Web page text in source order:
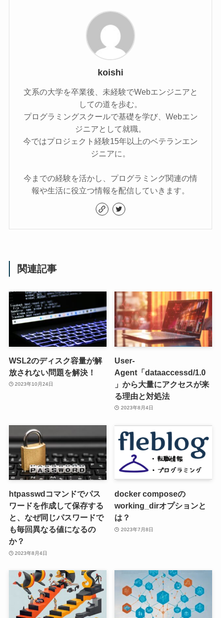
koishi
文系の大学を卒業後、未経験でWebエンジニアと
しての道を歩む。
プログラミングスクールで基礎を学び、Webエン
ジニアとして就職。
今ではプロジェクト経験15年以上のベテランエン
ジニアに。
今までの経験を活かし、プログラミング関連の情
報や生活に役立つ情報を配信していきます。
関連記事
WSL2のディスク容量が解
放されない問題を解決！
2023年10月24日
User-
Agent「dataaccessd/1.0
」から大量にアクセスが来
る理由と対処法
2023年8月4日
htpasswdコマンドでパス
ワードを作成して保存する
と、なぜ同じパスワードで
も毎回異なる値になるの
か？
2023年8月4日
docker composeの
working_dirオプションと
は？
2023年7月8日